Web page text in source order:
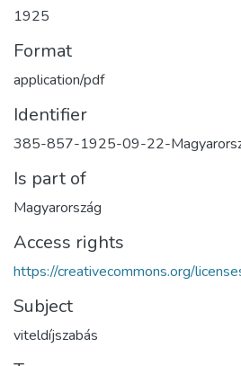
1925
Format
application/pdf
Identifier
385-857-1925-09-22-
Is part of
Magyarország
Access rights
https://creativecommons.org/
Subject
viteldíjszabás